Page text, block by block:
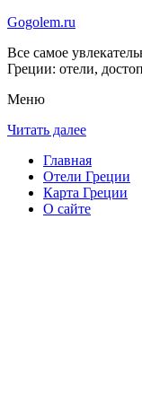
Gogolem.ru
Все самое
Греции: отели,
Меню
Читать далее
Главная
Отели Греции
Карта Греции
О сайте